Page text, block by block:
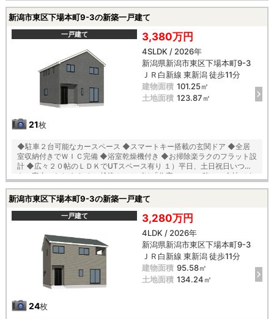
トキャンペーン実施中 ■自動洗浄機能付きの外壁サイディング ■地震に
強い「耐震等級３」の家！ ■厳しい第三者機関検査による「住宅性能評
価」W取得！ ■「ベタ基礎」「地盤改良工事」実施！ ■安心の建物１０
年保証（最大３５年まで延長可） ■年中無休のアフターサービスコール
センター設置 ■浴室乾燥機で天候に左右されずお洗濯が可能 【教育】 外
ヶ輪小学校 徒歩８分 本丸中学校 徒歩１１分
新潟市東区下場本町9-3の新築一戸建て
一戸建て
21枚
3,380万円
4SLDK / 2026年
新潟県新潟市東区下場本町9-3
ＪＲ白新線 東新潟 徒歩11分
建物面積 101.25㎡
土地面積 123.87㎡
◆駐車２台可能なカースペース ◆スマートキー搭載の玄関ドア ◆全居
室収納付きでＷＩＣ完備 ◆浴室乾燥機付き ◆お掃除楽ラクのフラット設
計 ◆広々２０帖のＬＤＫでUTスペース有り １）平日、土日祝日いつで
もご案内いたします ２）越後ホームズは「住宅ローンに強い」会社です
プレゼントキャンペーン実施中 ■自動洗浄機能付きの外壁サイディング
■地震に強い「耐震等級３」の家！ ■厳しい第三者機関検査による「住
宅性能評価」W取得！ ■「ベタ基礎」「地盤改良工事」実施！ ■安心の
建物１０年保証（最大３５年まで延長可） ■年中無休のアフターサービ
スコールセンター設置 ■浴室乾燥機で天候に左右されずお洗濯が可能
【教育】 中野山小学校 徒歩１０分 石山中学校 徒歩１２分
新潟市東区下場本町9-3の新築一戸建て
一戸建て
24枚
3,280万円
4LDK / 2026年
新潟県新潟市東区下場本町9-3
ＪＲ白新線 東新潟 徒歩11分
建物面積 95.58㎡
土地面積 134.24㎡